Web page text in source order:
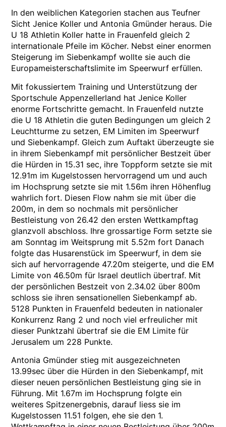
In den weiblichen Kategorien stachen aus Teufner
Sicht Jenice Koller und Antonia Gmünder heraus. Die
U 18 Athletin Koller hatte in Frauenfeld gleich 2
internationale Pfeile im Köcher. Nebst einer enormen
Steigerung im Siebenkampf wollte sie auch die
Europameisterschaftslimite im Speerwurf erfüllen.
Mit fokussiertem Training und Unterstützung der
Sportschule Appenzellerland hat Jenice Koller
enorme Fortschritte gemacht. In Frauenfeld nutzte
die U 18 Athletin die guten Bedingungen um gleich 2
Leuchtturme zu setzen, EM Limiten im Speerwurf
und Siebenkampf. Gleich zum Auftakt überzeugte sie
in ihrem Siebenkampf mit persönlicher Bestzeit über
die Hürden in 15.31 sec, ihre Toppform setzte sie mit
12.91m im Kugelstossen hervorragend um und auch
im Hochsprung setzte sie mit 1.56m ihren Höhenflug
wahrlich fort. Diesen Flow nahm sie mit über die
200m, in dem so nochmals mit persönlicher
Bestleistung von 26.42 den ersten Wettkampftag
glanzvoll abschloss. Ihre grossartige Form setzte sie
am Sonntag im Weitsprung mit 5.52m fort Danach
folgte das Husarenstück im Speerwurf, in dem sie
sich auf hervorragende 47.20m steigerte, und die EM
Limite von 46.50m für Israel deutlich übertraf. Mit
der persönlichen Bestzeit von 2.34.02 über 800m
schloss sie ihren sensationellen Siebenkampf ab.
5128 Punkten in Frauenfeld bedeuten in nationaler
Konkurrenz Rang 2 und noch viel erfreulicher mit
dieser Punktzahl übertraf sie die EM Limite für
Jerusalem um 228 Punkte.
Antonia Gmünder stieg mit ausgezeichneten
13.99sec über die Hürden in den Siebenkampf, mit
dieser neuen persönlichen Bestleistung ging sie in
Führung. Mit 1.67m im Hochsprung folgte ein
weiteres Spitzenergebnis, darauf liess sie im
Kugelstossen 11.51 folgen, ehe sie den 1.